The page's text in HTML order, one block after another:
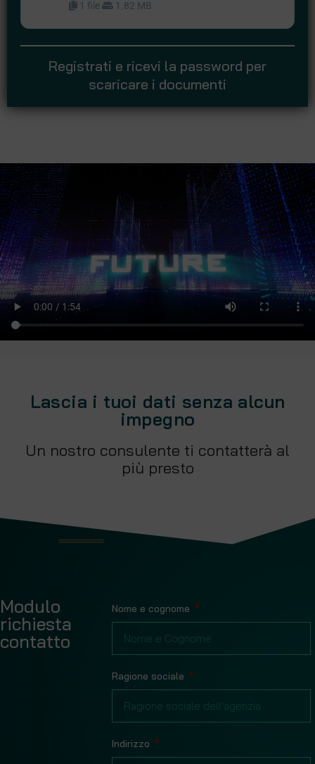
1 file 1.82 MB
Registrati e ricevi la password per
scaricare i documenti
Lascia i tuoi dati senza alcun
impegno
Un nostro consulente ti contatterà al
più presto
Modulo
richiesta
contatto
Nome e cognome
Ragione sociale
Indirizzo